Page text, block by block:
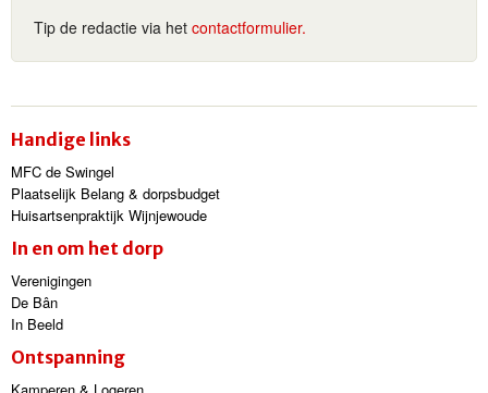
Tip de redactie via het contactformulier.
Handige links
MFC de Swingel
Plaatselijk Belang & dorpsbudget
Huisartsenpraktijk Wijnjewoude
In en om het dorp
Verenigingen
De Bân
In Beeld
Ontspanning